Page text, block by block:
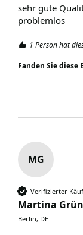
sehr gute
problemlos
1 Person hat
Fanden Sie
MG
Verifizierter
Martina Grün
Berlin, DE